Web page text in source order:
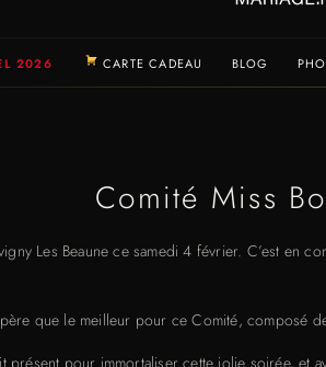
2026 CARTE CADEAU BLOG
Comité Miss
Les Beaune ce samedi 4 février. C’est
que le meilleur pour ce Comité, composé